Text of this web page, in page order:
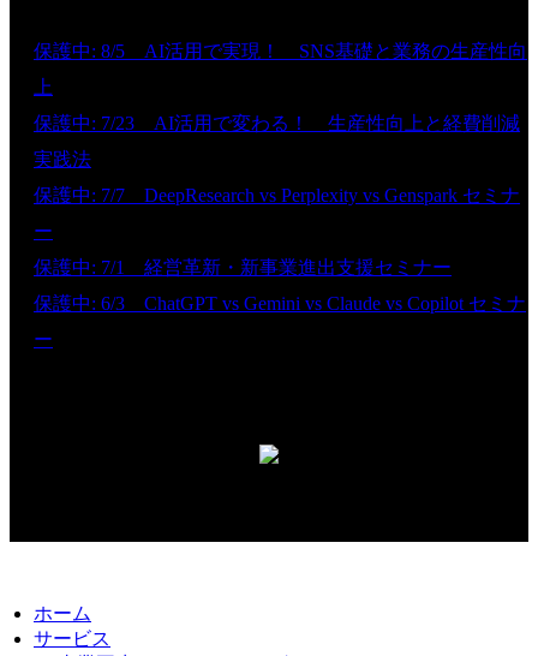
保護中: 8/5 AI活用で実現！ SNS基礎と業務の生産性向
上
保護中: 7/23 AI活用で変わる！ 生産性向上と経費削減
実践法
保護中: 7/7 DeepResearch vs Perplexity vs Genspark セミナ
ー
保護中: 7/1 経営革新・新事業進出支援セミナー
保護中: 6/3 ChatGPT vs Gemini vs Claude vs Copilot セミナ
ー
ホーム
サービス